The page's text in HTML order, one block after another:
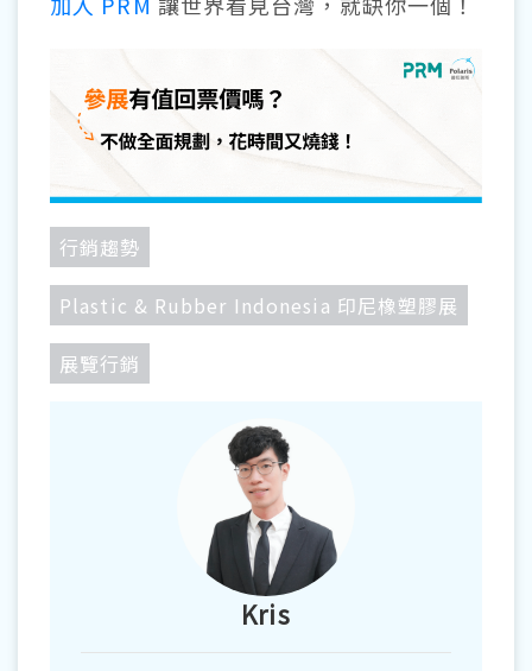
行銷趨勢
Plastic & Rubber Indonesia 印尼橡塑膠展
展覽行銷
Kris